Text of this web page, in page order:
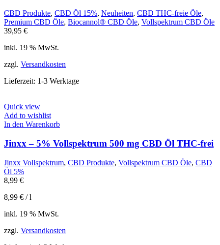
CBD Produkte, CBD Öl 15%, Neuheiten, CBD THC-freie Öle,
Premium CBD Öle, Biocannol® CBD Öle, Vollspektrum CBD Öle
39,95 €
inkl. 19 % MwSt.
zzgl. Versandkosten
Lieferzeit: 1-3 Werktage
Quick view
Add to wishlist
In den Warenkorb
Jinxx – 5% Vollspektrum 500 mg CBD Öl THC-frei
Jinxx Vollspektrum, CBD Produkte, Vollspektrum CBD Öle, CBD
Öl 5%
8,99 €
8,99 € /l
inkl. 19 % MwSt.
zzgl. Versandkosten